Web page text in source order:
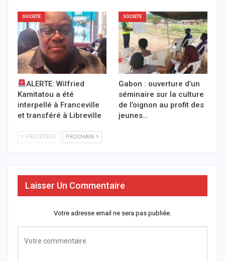
SOCIÉTÉ
ALERTE: Wilfried
Kamitatou a été
interpellé à Franceville
et transféré à Libreville
SOCIÉTÉ
Gabon : ouverture d’un
séminaire sur la culture
de l’oignon au profit des
jeunes…
PRÉCÉDENT PROCHAIN
Laisser Un Commentaire
Votre adresse email ne sera pas publiée.